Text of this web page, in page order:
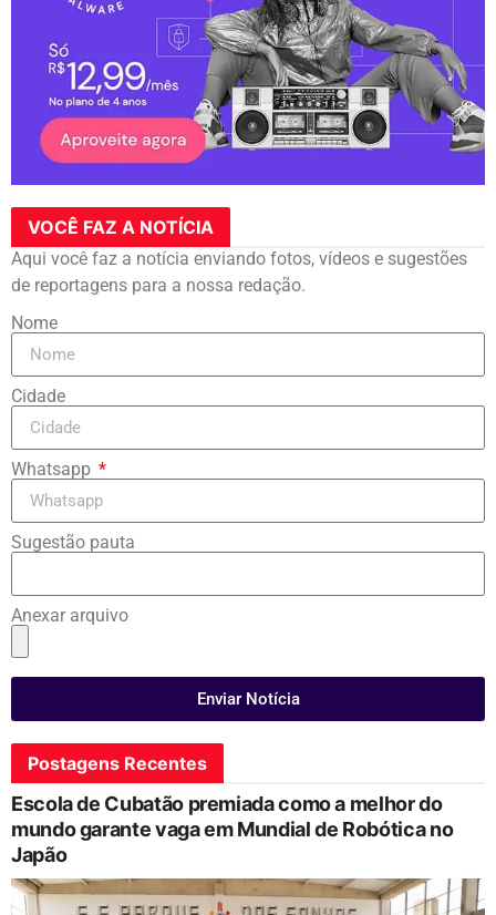
VOCÊ FAZ A NOTÍCIA
Aqui você faz a notícia enviando fotos, vídeos e sugestões
de reportagens para a nossa redação.
Nome
Cidade
Whatsapp
Sugestão pauta
Anexar arquivo
Enviar Notícia
Postagens Recentes
Escola de Cubatão premiada como a melhor do
mundo garante vaga em Mundial de Robótica no
Japão